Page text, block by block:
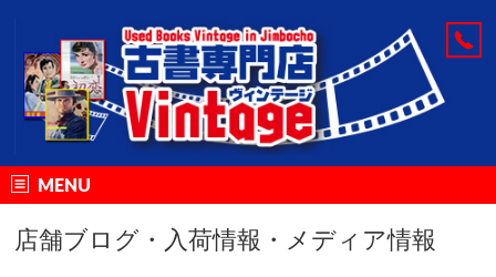
MENU
店舗ブログ・入荷情報・メディア情報